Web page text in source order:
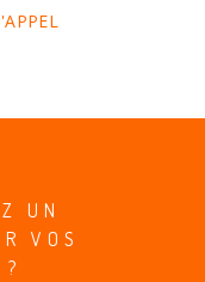
UN
VOS